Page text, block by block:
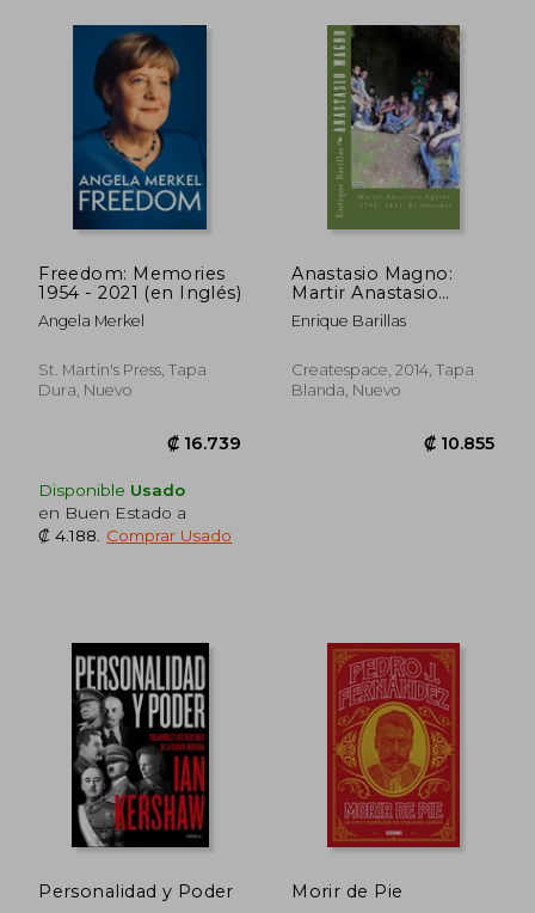
₡ 15.260
Freedom: Memories
1954 - 2021 (en Inglés)
Angela Merkel
St. Martin's Press, Tapa
Dura, Nuevo
Disponible Usado
en Buen Estado a
₡ 4.188
Comprar Usado
Anastasio Magno:
Martir Anastasio
Aquino. 1792- 1833. El
Salvador
Enrique Barillas
Createspace, 2014, Tapa
Blanda, Nuevo
Personalidad y Poder Morir de Pie